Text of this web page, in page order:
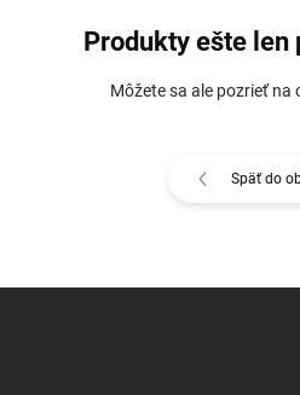
Produkty ešte len
Môžete sa ale pozrieť na
Späť do